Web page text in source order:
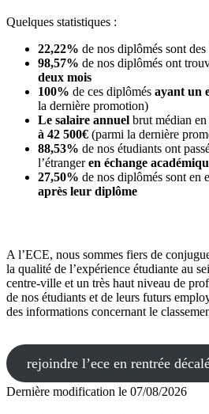
Quelques statistiques :
22,22% de nos diplômés sont des
98,57% de nos diplômés ont
deux mois
100% de ces diplômés ayant un
la dernière promotion)
Le salaire annuel brut médian
à 42 500€ (parmi la dernière
88,53% de nos étudiants ont
l’étrangeren échange
27,50% de nos diplômés sont en
après leur diplôme
A l’ECE, nous sommes fiers de
la qualité de l’expérience étudiante au
centre-ville et un très haut niveau de
de nos étudiants et de leurs futurs
des informations concernant le
rejoindre l’ece en rentrée
Dernière modification le 07/08/2026